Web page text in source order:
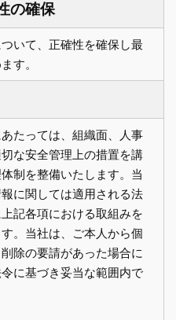
の確保
いて、正確性を確保し最
す。
たっては、組織面、人事
な安全管理上の措置を講
制を整備いたします。当
に関しては適用される法
記各項における取組みを
。当社は、ご本人から個
除の要請があった場合に
に基づき妥当な範囲内で